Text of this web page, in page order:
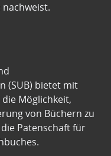
(SUB) bietet mit
die Möglichkeit,
von Büchern zu
Patenschaft für